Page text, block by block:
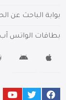
بوابة الباحث عن
بطاقات الواتس آب